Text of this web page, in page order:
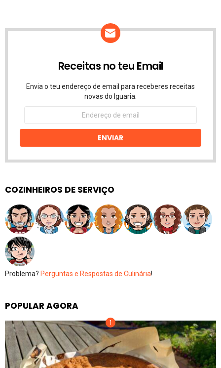
Receitas no teu Email
Envia o teu endereço de email para receberes receitas
novas do Iguaria.
Endereço
email
ENVIAR
COZINHEIROS DE SERVIÇO
Problema? Perguntas e Respostas de Culinária!
POPULAR AGORA